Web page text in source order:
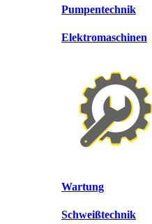
Pumpentechnik
Elektromaschinen
Wartung
Schweißtechnik